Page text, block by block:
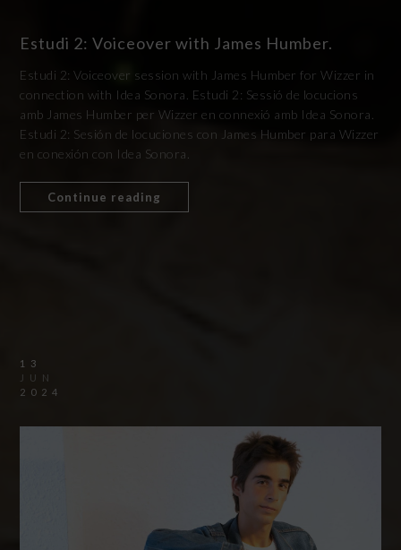
Estudi 2: Voiceover with James Humber.
Estudi 2: Voiceover session with James Humber for Wizzer in
connection with Idea Sonora. Estudi 2: Sessió de locucions
amb James Humber per Wizzer en connexió amb Idea Sonora.
Estudi 2: Sesión de locuciones con James Humber para Wizzer
en conexión con Idea Sonora.
Continue reading
13
JUN
2024